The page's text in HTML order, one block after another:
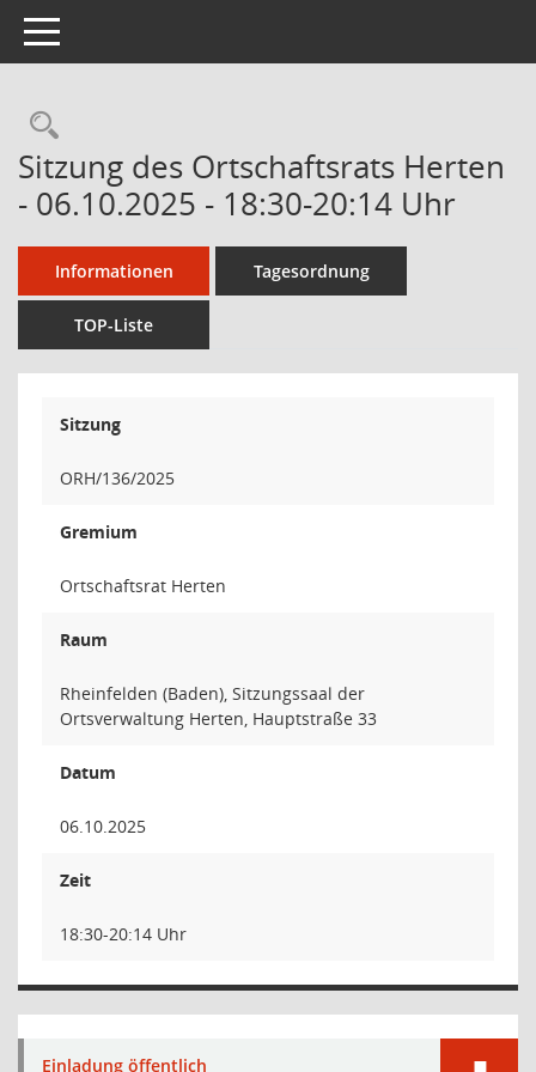
Toggle navigation
Sitzung des Ortschaftsrats Herten
- 06.10.2025 - 18:30-20:14 Uhr
Informationen Tagesordnung
TOP-Liste
Sitzung
ORH/136/2025
Gremium
Ortschaftsrat Herten
Raum
Rheinfelden (Baden), Sitzungssaal der
Ortsverwaltung Herten, Hauptstraße 33
Datum
06.10.2025
Zeit
18:30-20:14 Uhr
Einladung öffentlich